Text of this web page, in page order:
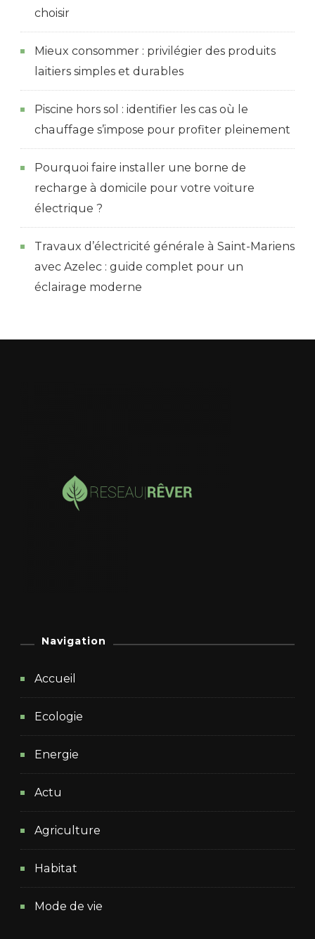
choisir
Mieux consommer : privilégier des produits
laitiers simples et durables
Piscine hors sol : identifier les cas où le
chauffage s’impose pour profiter pleinement
Pourquoi faire installer une borne de
recharge à domicile pour votre voiture
électrique ?
Travaux d’électricité générale à Saint-Mariens
avec Azelec : guide complet pour un
éclairage moderne
Navigation
Accueil
Ecologie
Energie
Actu
Agriculture
Habitat
Mode de vie